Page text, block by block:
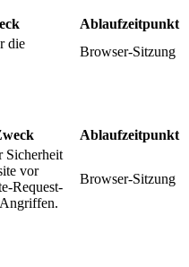
Ablaufzeitpunkt
die
Browser-Sitzung
Ablaufzeitpunkt
Sicherheit
vor
Request-
Browser-Sitzung